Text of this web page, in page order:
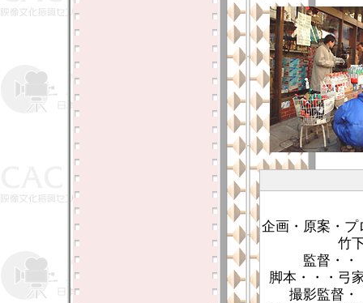
企画・原案・プ
竹
監督・・
脚本・・・弓
撮影監督・